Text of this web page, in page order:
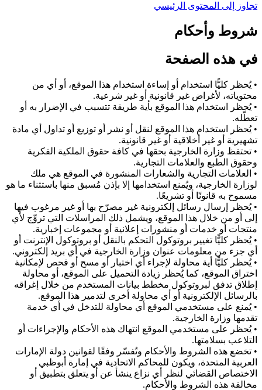
تجاوز إلى المحتوى الرئيسي
شروط وأحكام
في هذه الصفحة
• يُحظر كليًّا استخدام أو إساءة استخدام هذا الموقع، أو أي من
محتوياته، لأغراض غير قانونية أو غير شرعية.
• يُحظر استخدام هذا الموقع بأية طريقة تتسبب في الإضرار به أو
تعطّله.
• يُحظر استخدام هذا الموقع لنقل أو نشر أو توزيع أو تداول أي مادة
تشهيرية أو غير أخلاقية أو غير قانونية.
• تحتفظ وزارة الخارجية بحقها في كافة حقوق الملكية الفكرية
وحقوق الطبع والعلامات التجارية.
• العلامات التجارية والشعارات المنشورة في الموقع هي ملك
لوزارة الخارجية، ويُمنع استخدامها إلا بإذن مُسبق منها باستثناء ما هو
مسموح به قانونًا أو تشريعًا.
• يُحظر إرسال رسائل إلكترونية غير مصرّح بها أو غير مرغوب فيها
إلى أو من خلال هذا الموقع، ويشمل ذلك المراسلات التي تروِّج لأي
منتجات أو خدمات أو منشورات إعلانية أو مجموعات إخبارية.
• يُحظر كليًّا تغيير بروتوكول التحكم بالنقل أو بروتوكول الإنترنت أو
أي جزء من معلومات عنوان وزارة الخارجية في أي بريد إلكتروني.
• يُحظر كليًّا أية محاولة لإجراء أي اختبار أو مسح أو فحص لإمكانية
اختراق الموقع، كما يُحظر زيادة التحميل على الموقع، أو محاولة
إطلاق تدفق لبروتوكول مخطط بيانات المستخدم من خلال إغراقه
بالرسائل الإلكترونية أو أي محاولة أخرى لتدمير هذا الموقع.
• يُمنع على مستخدمي الموقع أي محاولة للتدخل في أي خدمة
تقدمها وزارة الخارجية.
• يُحظر على مستخدمي الموقع انتهاك هذه الأحكام والإجراءات أو
التلاعب بسلامتها.
• تخضع هذه الشروط والأحكام وتُفسّر وفقًا لقوانين دولة الإمارات
العربية المتحدة، ويكون للمحاكم الاتحادية في إمارة أبوظبي
الاختصاص القضائي لنظر أي نزاع ينشأ عن أو يتعلق بتطبيق أو
مخالفة هذه الشروط والأحكام.